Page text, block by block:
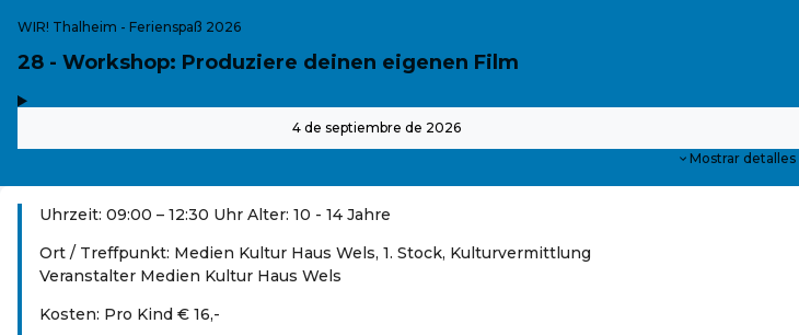
WIR! Thalheim - Ferienspaß 2026
28 - Workshop: Produziere deinen eigenen Film
4 de septiembre de 2026
Mostrar detalles
Uhrzeit: 09:00 – 12:30 Uhr Alter: 10 - 14 Jahre
Ort / Treffpunkt: Medien Kultur Haus Wels, 1. Stock, Kulturvermittlung
Veranstalter Medien Kultur Haus Wels
Kosten: Pro Kind € 16,-